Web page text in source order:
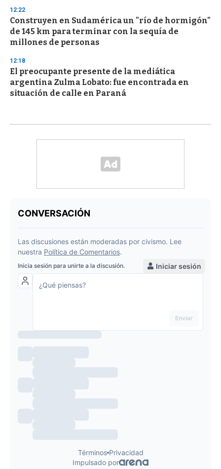
12:22
Construyen en Sudamérica un "río de hormigón"
de 145 km para terminar con la sequía de
millones de personas
12:18
El preocupante presente de la mediática
argentina Zulma Lobato: fue encontrada en
situación de calle en Paraná